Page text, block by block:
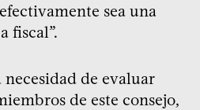
sea una
fiscal”.
de evaluar
de este consejo,